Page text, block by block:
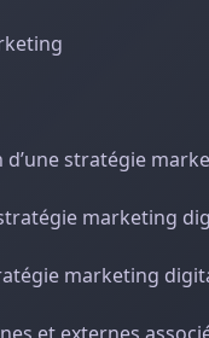
stratégie
marketing
marketing